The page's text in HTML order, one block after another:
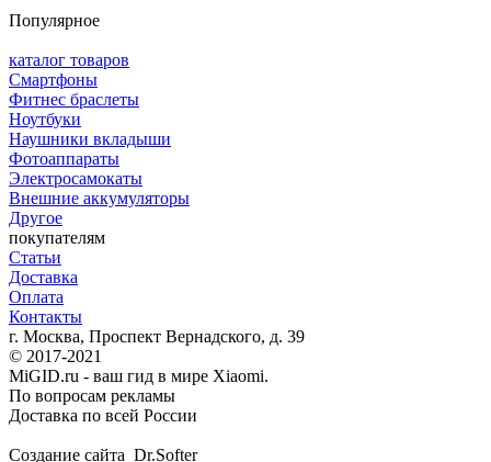
Популярное
каталог товаров
Смартфоны
Фитнес браслеты
Ноутбуки
Наушники вкладыши
Фотоаппараты
Электросамокаты
Внешние аккумуляторы
Другое
покупателям
Статьи
Доставка
Оплата
Контакты
г. Москва, Проспект Вернадского, д. 39
© 2017-2021
MiGID.ru - ваш гид в мире Xiaomi.
По вопросам рекламы
Доставка по всей России
Создание сайта Dr.Softer